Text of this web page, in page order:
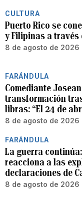
CULTURA
Puerto Rico se
y Filipinas a través
8 de agosto de 2026
FARÁNDULA
Comediante
transformación
libras: “El 24 de
8 de agosto de 2026
FARÁNDULA
La guerra
reacciona a las
declaraciones de
8 de agosto de 2026